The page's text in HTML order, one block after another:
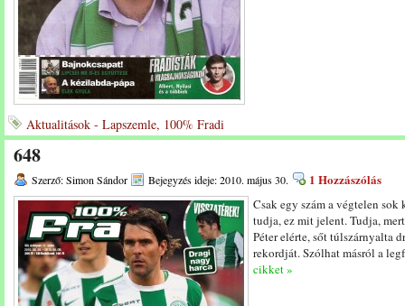
Aktualitások - Lapszemle, 100% Fradi
648
Szerző: Simon Sándor Bejegyzés ideje: 2010. május 30. 1 Hozzászólás
Csak egy szám a végtelen
tudja, ez mit jelent. Tudja,
Péter elérte, sőt túlszárnyalta
rekordját. Szólhat másról a
cikket »